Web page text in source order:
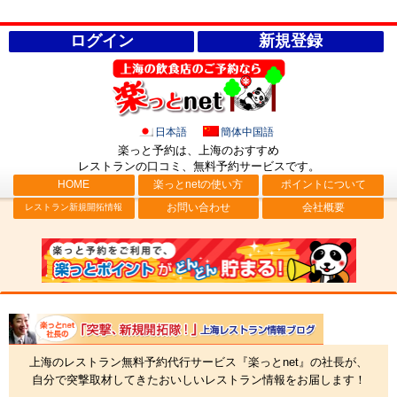
ログイン 新規登録
日本語 簡体中国語
楽っと予約は、上海のおすすめ
レストランの口コミ、無料予約サービスです。
HOME 楽っとnetの使い方 ポイントについて
レストラン新規開拓情報 お問い合わせ 会社概要
上海のレストラン無料予約代行サービス『楽っとnet』の社長が、
自分で突撃取材してきたおいしいレストラン情報をお届します！